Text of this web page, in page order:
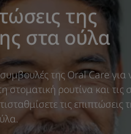
της
στα ούλα
της Oral Care για
στοματική ρουτίνα και τις
τις επιπτώσεις